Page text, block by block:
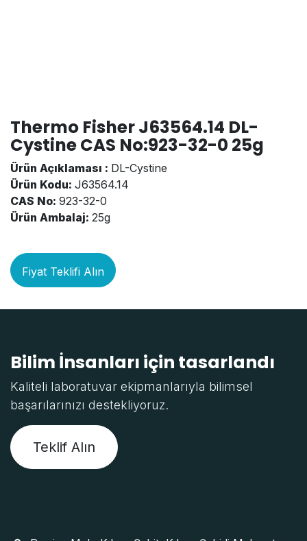
Thermo Fisher J63564.14 DL-
Cystine CAS No:923-32-0 25g
Ürün Açıklaması : DL-Cystine
Ürün Kodu: J63564.14
CAS No: 923-32-0
Ürün Ambalaj: 25g
Fiyat Teklifi Alın
Bilim İnsanları için tasarlandı
Kaliteli laboratuvar ekipmanlarıyla bilimsel
başarılarınızı destekliyoruz.
Teklif Alın